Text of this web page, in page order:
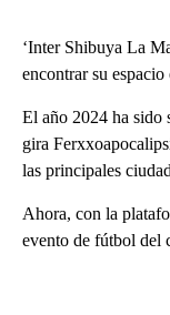
‘Inter Shibuya La
encontrar su espacio
El año 2024 ha sido
gira
las principales
Ahora, con la
evento de fútbol del